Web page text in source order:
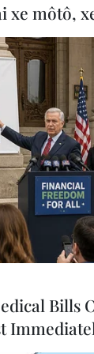
Nhiệt độ
cao nhất từ
xe môtô,
Bills